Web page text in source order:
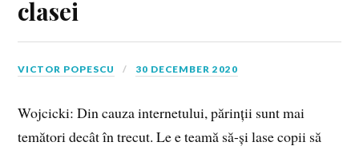
clasei
VICTOR POPESCU 30 DECEMBER 2020
Wojcicki: Din cauza internetului, părinții sunt mai
temători decât în trecut. Le e teamă să-și lase copii să